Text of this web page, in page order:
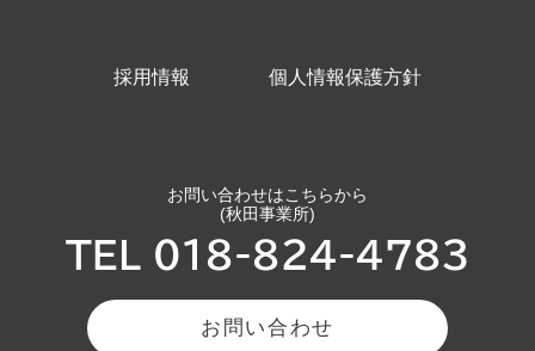
採用情報 個人情報保護方針
お問い合わせはこちらから
(秋田事業所)
TEL 018-824-4783
お問い合わせ